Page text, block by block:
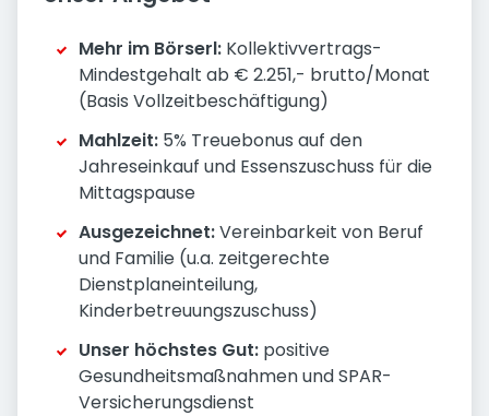
Mehr im Börserl: Kollektivvertrags-
Mindestgehalt ab € 2.251,- brutto/Monat
(Basis Vollzeitbeschäftigung)
Mahlzeit: 5% Treuebonus auf den
Jahreseinkauf und Essenszuschuss für die
Mittagspause
Ausgezeichnet:Vereinbarkeit von Beruf
und Familie (u.a. zeitgerechte
Dienstplaneinteilung,
Kinderbetreuungszuschuss)
Unser höchstes Gut: positive
Gesundheitsmaßnahmen und SPAR-
Versicherungsdienst